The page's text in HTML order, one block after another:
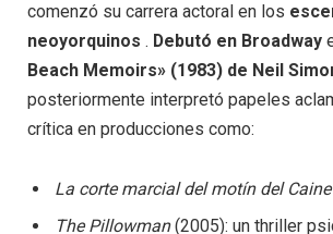
comenzó su carrera actoral en los
neoyorquinos . Debutó en Broadway
Beach Memoirs» (1983) de Neil
posteriormente interpretó papeles
crítica en producciones como:
La corte marcial del motín del Caine
The Pillowman(2005): un thriller